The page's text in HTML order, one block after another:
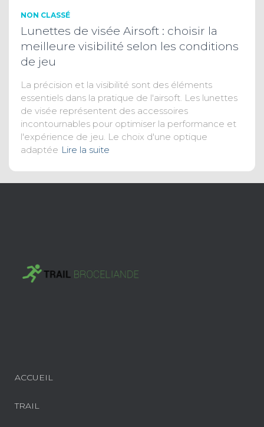
NON CLASSÉ
Lunettes de visée Airsoft : choisir la
meilleure visibilité selon les conditions
de jeu
La précision et la visibilité sont des éléments
essentiels dans la pratique de l'airsoft. Les lunettes
de visée représentent des accessoires
incontournables pour optimiser la performance et
l'expérience de jeu. Le choix d'une optique
adaptée Lire la suite
ACCUEIL
TRAIL